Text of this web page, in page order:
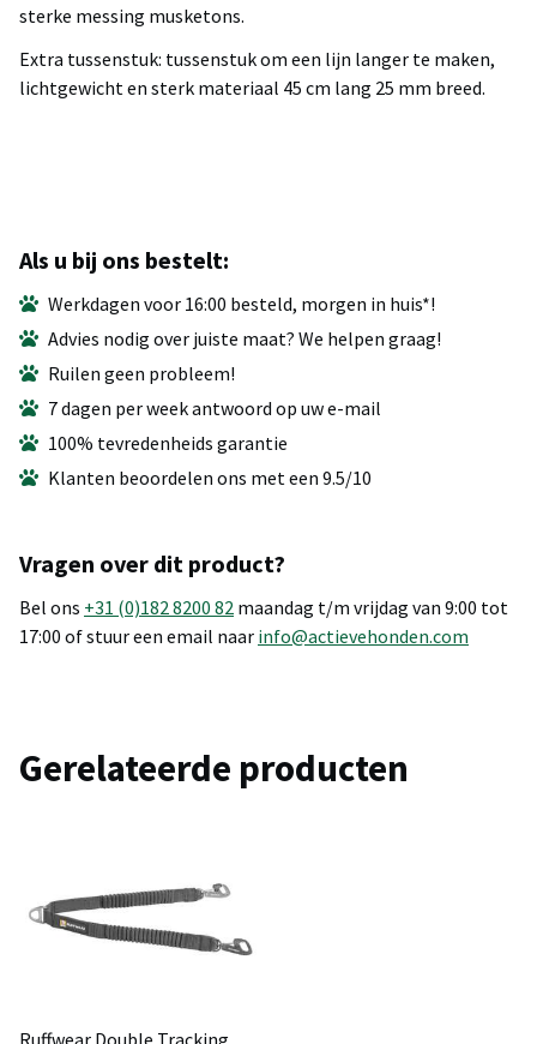
sterke messing musketons.
Extra tussenstuk: tussenstuk om een lijn langer te maken,
lichtgewicht en sterk materiaal 45 cm lang 25 mm breed.
Als u bij ons bestelt:
Werkdagen voor 16:00 besteld, morgen in huis*!
Advies nodig over juiste maat? We helpen graag!
Ruilen geen probleem!
7 dagen per week antwoord op uw e-mail
100% tevredenheids garantie
Klanten beoordelen ons met een 9.5/10
Vragen over dit product?
Bel ons +31 (0)182 8200 82 maandag t/m vrijdag van 9:00 tot
17:00 of stuur een email naar info@actievehonden.com
Gerelateerde producten